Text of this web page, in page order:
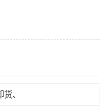
、